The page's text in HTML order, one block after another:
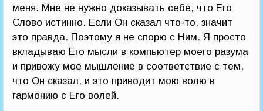
меня. Мне не нужно доказывать себе, что Его
Слово истинно. Если Он сказал что-то, значит
это правда. Поэтому я не спорю с Ним. Я просто
вкладываю Его мысли в компьютер моего разума
и привожу мое мышление в соответствие с тем,
что Он сказал, и это приводит мою волю в
гармонию с Его волей.